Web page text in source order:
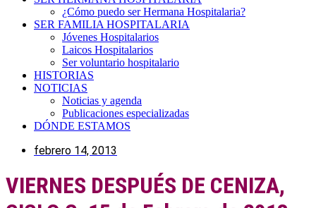
¿Cómo puedo ser Hermana Hospitalaria?
SER FAMILIA HOSPITALARIA
Jóvenes Hospitalarios
Laicos Hospitalarios
Ser voluntario hospitalario
HISTORIAS
NOTICIAS
Noticias y agenda
Publicaciones especializadas
DÓNDE ESTAMOS
febrero 14, 2013
VIERNES DESPUÉS DE CENIZA,